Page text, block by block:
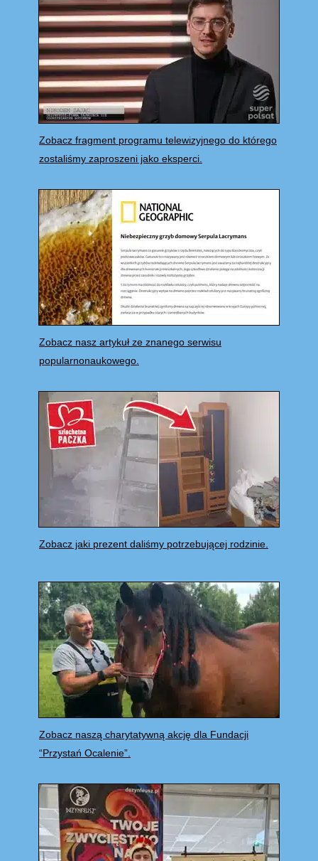
Zobacz fragment programu telewizyjnego do którego
zostaliśmy zaproszeni jako eksperci.
Zobacz nasz artykuł ze znanego serwisu
popularnonaukowego.
Zobacz jaki prezent daliśmy potrzebującej rodzinie.
Zobacz naszą charytatywną akcję dla Fundacji
“Przystań Ocalenie”.